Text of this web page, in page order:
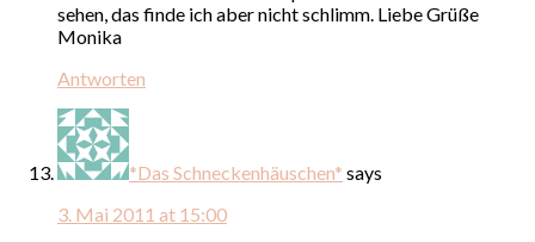
sehen, das finde ich aber nicht schlimm. Liebe Grüße
Monika
Antworten
*Das Schneckenhäuschen* says
3. Mai 2011 at 15:00